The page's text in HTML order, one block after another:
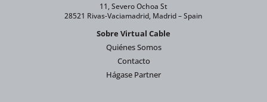
11, Severo Ochoa St
28521 Rivas-Vaciamadrid, Madrid – Spain
Sobre Virtual Cable
Quiénes Somos
Contacto
Hágase Partner